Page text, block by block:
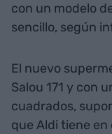
con un modelo
sencillo, según
El nuevo
Salou 171 y con
cuadrados,
que Aldi tiene en